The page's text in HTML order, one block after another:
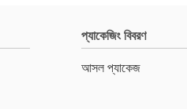
প্যাকেজিং বিবরণ
আসল প্যাকেজ